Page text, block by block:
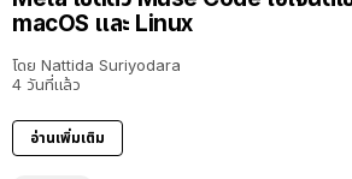
macOS และ Linux
โดย Nattida Suriyodara
4 วันที่แล้ว
อ่านเพิ่มเติม